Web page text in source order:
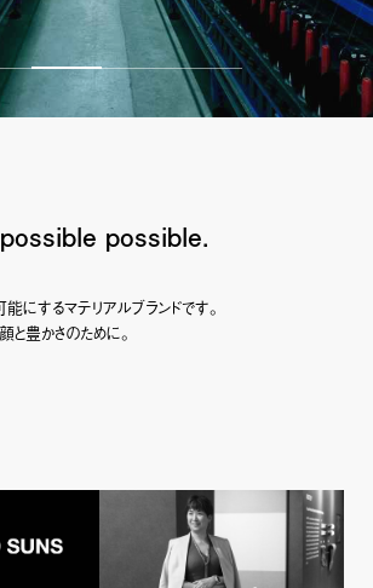
possible.
にするマテリアルブランドです。
と豊かさのために。